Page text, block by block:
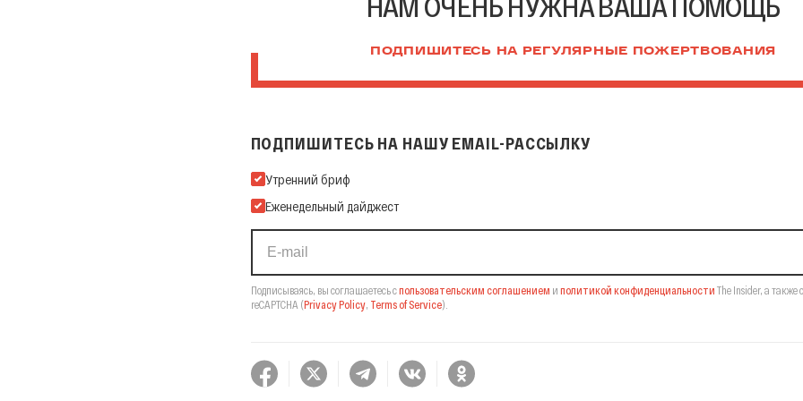
ПОДПИШИТЕСЬ НА РЕГУЛЯРНЫЕ ПОЖЕРТВОВАНИЯ
ПОДПИШИТЕСЬ НА НАШУ EMAIL-РАССЫЛКУ
Подпишитесь на нашу Email-рассылку
Утренний бриф
Еженедельный дайджест
Подписываясь, вы соглашаетесь спользовательским соглашением и политикой конфиденциальности The Insider, а также
reCAPTCHA (Privacy Policy, Terms of Service).